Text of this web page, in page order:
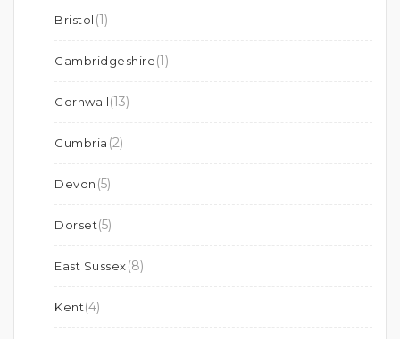
Bristol (1)
Cambridgeshire(1)
Cornwall(13)
Cumbria (2)
Devon (5)
Dorset(5)
East Sussex(8)
Kent(4)